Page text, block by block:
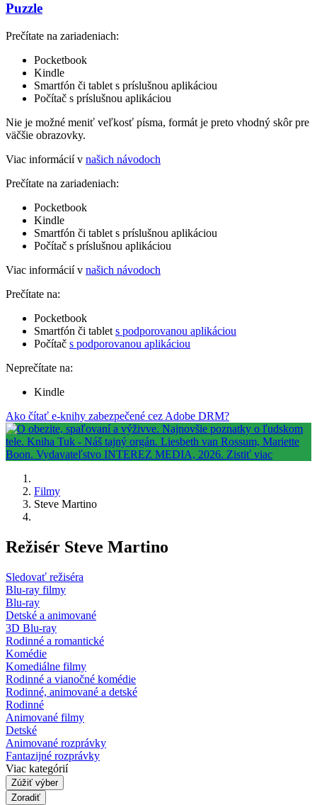
Puzzle
Prečítate na zariadeniach:
Pocketbook
Kindle
Smartfón či tablet s príslušnou aplikáciou
Počítač s príslušnou aplikáciou
Nie je možné meniť veľkosť písma, formát je preto vhodný skôr pre
väčšie obrazovky.
Viac informácií v našich návodoch
Prečítate na zariadeniach:
Pocketbook
Kindle
Smartfón či tablet s príslušnou aplikáciou
Počítač s príslušnou aplikáciou
Viac informácií v našich návodoch
Prečítate na:
Pocketbook
Smartfón či tablet s podporovanou aplikáciou
Počítač s podporovanou aplikáciou
Neprečítate na:
Kindle
Ako čítať e-knihy zabezpečené cez Adobe DRM?
Filmy
Steve Martino
Režisér Steve Martino
Sledovať režiséra
Blu-ray filmy
Blu-ray
Detské a animované
3D Blu-ray
Rodinné a romantické
Komédie
Komediálne filmy
Rodinné a vianočné komédie
Rodinné, animované a detské
Rodinné
Animované filmy
Detské
Animované rozprávky
Fantazijné rozprávky
Viac kategórií
Zúžiť výber
Zoradiť